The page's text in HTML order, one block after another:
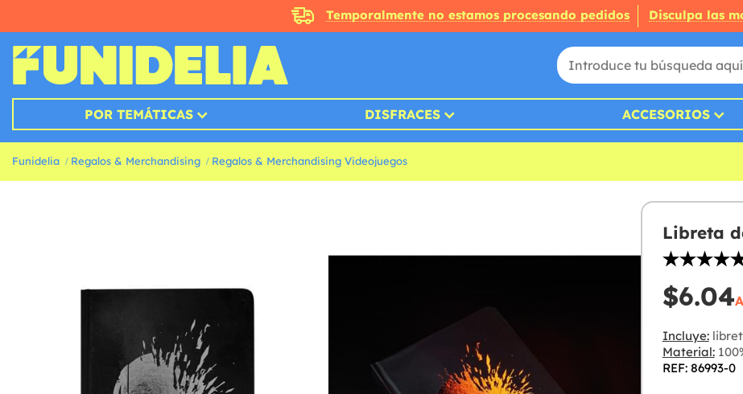
Temporalmente no estamos procesando pedidos Disculpa las
POR TEMÁTICAS DISFRACES ACCESORIOS
Funidelia Regalos & Merchandising Regalos & Merchandising Videojuegos
Libreta
$6.04
Incluye:
Material:
REF: 86993-0